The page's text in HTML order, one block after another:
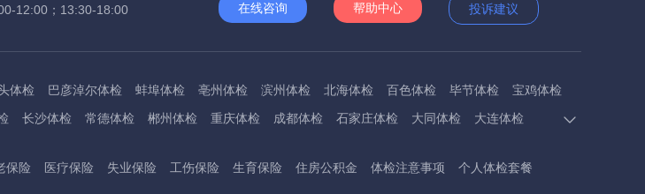
12:00；13:30-18:00 在线咨询 帮助中心 投诉建议
体检 巴彦淖尔体检 蚌埠体检 亳州体检 滨州体检 北海体检 百色体检 毕节体检
宝鸡体检
长沙体检 常德体检 郴州体检 重庆体检 成都体检 石家庄体检 大同体检
大连体检
检 贵阳体检 红河体检 邯郸体检 衡水体检 呼和浩特体检 呼伦贝尔体检 葫芦岛体检
保险 医疗保险 失业保险 工伤保险 生育保险 住房公积金 体检注意事项
个人体检套餐